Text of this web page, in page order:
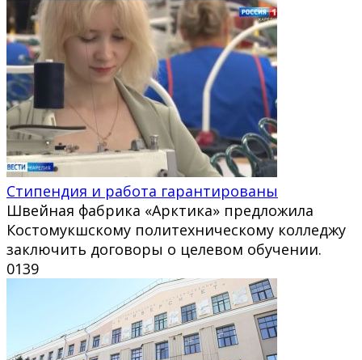
Стипендия и работа гарантированы
Швейная фабрика «Арктика» предложила
Костомукшскому политехническому колледжу
заключить договоры о целевом обучении.
0139